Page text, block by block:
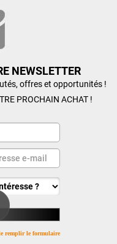
NEWSLETTER
offres et opportunités !
PROCHAIN ACHAT !
remplir le formulaire